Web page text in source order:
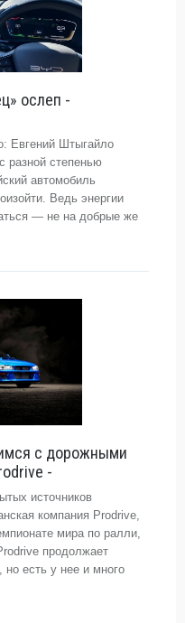
ослеп -
Евгений Штыгайло
разной степенью
автомобиль
Ведь энергии
— не на добрые же
с дорожными
-
источников
компания Prodrive,
мира по ралли,
продолжает
но есть у нее и много